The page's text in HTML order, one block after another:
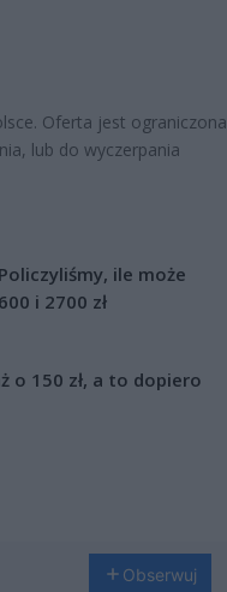
Oferta jest ograniczona
lub do wyczerpania
ile może
i 2700 zł
o 150 zł, a to dopiero
Obserwuj